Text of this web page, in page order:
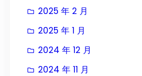
2025 年 2 月
2025 年 1 月
2024 年 12 月
2024 年 11 月